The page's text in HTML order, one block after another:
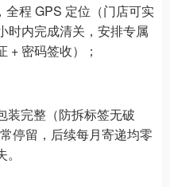
全程 GPS 定位（门店可实
时内完成清关，安排专属
+ 密码签收）；
装完整（防拆标签无破
停留，后续每月寄递均零